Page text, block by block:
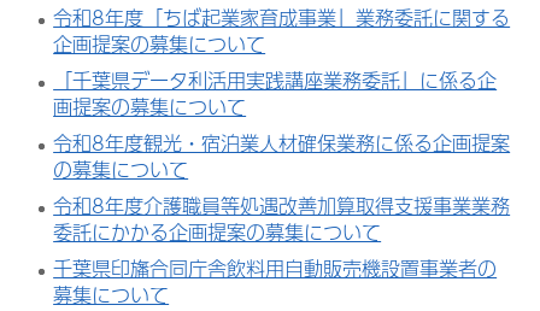
令和8年度「ちば起業家育成事業」業務委託に関する
企画提案の募集について
「千葉県データ利活用実践講座業務委託」に係る企
画提案の募集について
令和8年度観光・宿泊業人材確保業務に係る企画提案
の募集について
令和8年度介護職員等処遇改善加算取得支援事業業務
委託にかかる企画提案の募集について
千葉県印旛合同庁舎飲料用自動販売機設置事業者の
募集について